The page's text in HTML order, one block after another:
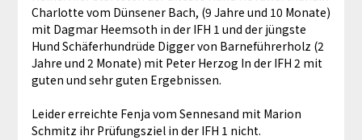
Charlotte vom Dünsener Bach, (9 Jahre und 10 Monate)
mit Dagmar Heemsoth in der IFH 1 und der jüngste
Hund Schäferhundrüde Digger von Barneführerholz (2
Jahre und 2 Monate) mit Peter Herzog In der IFH 2 mit
guten und sehr guten Ergebnissen.
Leider erreichte Fenja vom Sennesand mit Marion
Schmitz ihr Prüfungsziel in der IFH 1 nicht.